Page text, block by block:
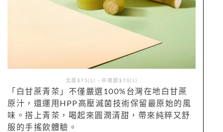
北部$75(L)、中南部$70(L)
「白甘蔗青茶」不僅嚴選100%台灣在地白甘蔗
原汁，還運用HPP高壓滅菌技術保留最原始的風
味。搭上青茶，喝起來圓潤清甜，帶來純粹又舒
服的手搖飲體驗。